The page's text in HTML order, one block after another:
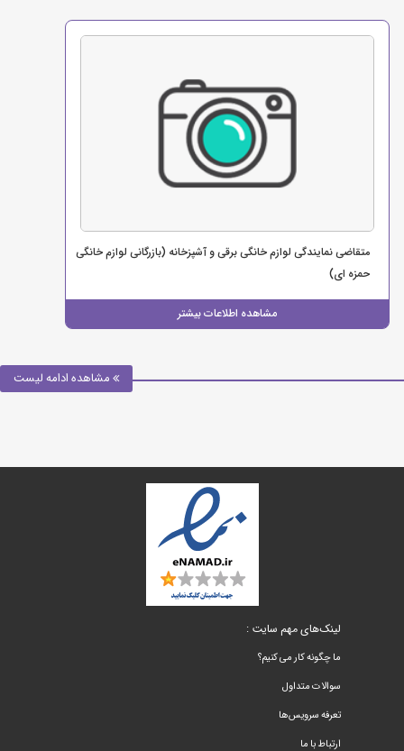
مشاهده اطلاعات بیشتر
متقاضی نمایندگی لوازم خانگی برقی و آشپزخانه (بازرگانی لوازم خانگی
حمزه ای)
مشاهده ادامه لیست
لینک‌های مهم سایت :
ما چگونه کار می کنیم؟
سوالات متداول
تعرفه سرویس‌ها
ارتباط با ما